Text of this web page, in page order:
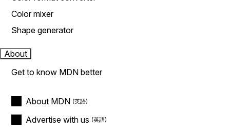
Color mixer
Shape generator
About
Get to know MDN better
About MDN
Advertise with us